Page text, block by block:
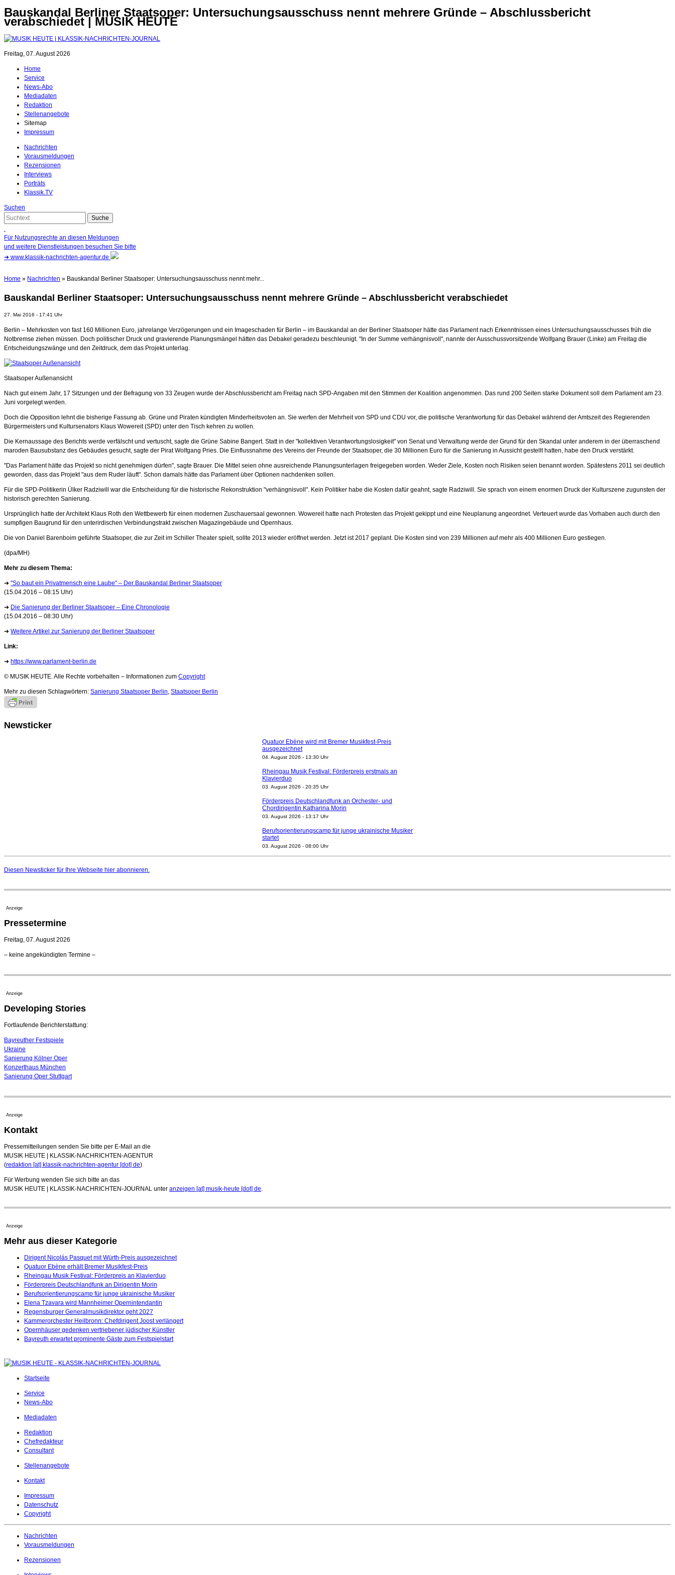
Bauskandal Berliner Staatsoper: Untersuchungsausschuss nennt mehrere Gründe – Abschlussbericht
verabschiedet | MUSIK HEUTE
Freitag, 07. August 2026
Home
Service
News-Abo
Mediadaten
Redaktion
Stellenangebote
Sitemap
Impressum
Nachrichten
Vorausmeldungen
Rezensionen
Interviews
Porträts
Klassik.TV
Suchen
Für Nutzungsrechte an diesen Meldungen
und weitere Dienstleistungen besuchen Sie bitte
➜ www.klassik-nachrichten-agentur.de
Home » Nachrichten » Bauskandal Berliner Staatsoper: Untersuchungsausschuss nennt mehr...
Bauskandal Berliner Staatsoper: Untersuchungsausschuss nennt mehrere Gründe – Abschlussbericht verabschiedet
27. Mai 2016 - 17:41 Uhr
Berlin – Mehrkosten von fast 160 Millionen Euro, jahrelange Verzögerungen und ein Imageschaden für Berlin – im Bauskandal an der Berliner Staatsoper hätte das Parlament nach Erkenntnissen eines Untersuchungsausschusses früh die
Notbremse ziehen müssen. Doch politischer Druck und gravierende Planungsmängel hätten das Debakel geradezu beschleunigt. "In der Summe verhängnisvoll", nannte der Ausschussvorsitzende Wolfgang Brauer (Linke) am Freitag die
Entscheidungszwänge und den Zeitdruck, dem das Projekt unterlag.
Staatsoper Außenansicht
Nach gut einem Jahr, 17 Sitzungen und der Befragung von 33 Zeugen wurde der Abschlussbericht am Freitag nach SPD-Angaben mit den Stimmen der Koalition angenommen. Das rund 200 Seiten starke Dokument soll dem Parlament am 23.
Juni vorgelegt werden.
Doch die Opposition lehnt die bisherige Fassung ab. Grüne und Piraten kündigten Minderheitsvoten an. Sie werfen der Mehrheit von SPD und CDU vor, die politische Verantwortung für das Debakel während der Amtszeit des Regierenden
Bürgermeisters und Kultursenators Klaus Wowereit (SPD) unter den Tisch kehren zu wollen.
Die Kernaussage des Berichts werde verfälscht und vertuscht, sagte die Grüne Sabine Bangert. Statt in der "kollektiven Verantwortungslosigkeit" von Senat und Verwaltung werde der Grund für den Skandal unter anderem in der überraschend
maroden Bausubstanz des Gebäudes gesucht, sagte der Pirat Wolfgang Pries. Die Einflussnahme des Vereins der Freunde der Staatsoper, die 30 Millionen Euro für die Sanierung in Aussicht gestellt hatten, habe den Druck verstärkt.
"Das Parlament hätte das Projekt so nicht genehmigen dürfen", sagte Brauer. Die Mittel seien ohne ausreichende Planungsunterlagen freigegeben worden. Weder Ziele, Kosten noch Risiken seien benannt worden. Spätestens 2011 sei deutlich
geworden, dass das Projekt "aus dem Ruder läuft". Schon damals hätte das Parlament über Optionen nachdenken sollen.
Für die SPD-Politikerin Ülker Radziwill war die Entscheidung für die historische Rekonstruktion "verhängnisvoll". Kein Politiker habe die Kosten dafür geahnt, sagte Radziwill. Sie sprach von einem enormen Druck der Kulturszene zugunsten der
historisch gerechten Sanierung.
Ursprünglich hatte der Architekt Klaus Roth den Wettbewerb für einen modernen Zuschauersaal gewonnen. Wowereit hatte nach Protesten das Projekt gekippt und eine Neuplanung angeordnet. Verteuert wurde das Vorhaben auch durch den
sumpfigen Baugrund für den unterirdischen Verbindungstrakt zwischen Magazingebäude und Opernhaus.
Die von Daniel Barenboim geführte Staatsoper, die zur Zeit im Schiller Theater spielt, sollte 2013 wieder eröffnet werden. Jetzt ist 2017 geplant. Die Kosten sind von 239 Millionen auf mehr als 400 Millionen Euro gestiegen.
(dpa/MH)
Mehr zu diesem Thema:
➜ "So baut ein Privatmensch eine Laube" – Der Bauskandal Berliner Staatsoper
(15.04.2016 – 08:15 Uhr)
➜ Die Sanierung der Berliner Staatsoper – Eine Chronologie
(15.04.2016 – 08:30 Uhr)
➜ Weitere Artikel zur Sanierung der Berliner Staatsoper
Link:
➜ https://www.parlament-berlin.de
© MUSIK HEUTE. Alle Rechte vorbehalten – Informationen zum Copyright
Mehr zu diesen Schlagwörtern: Sanierung Staatsoper Berlin, Staatsoper Berlin
Newsticker
Quatuor Ebène wird mit Bremer Musikfest-Preis
ausgezeichnet
04. August 2026 - 13:30 Uhr
Rheingau Musik Festival: Förderpreis erstmals an
Klavierduo
03. August 2026 - 20:35 Uhr
Förderpreis Deutschlandfunk an Orchester- und
Chordirigentin Katharina Morin
03. August 2026 - 13:17 Uhr
Berufsorientierungscamp für junge ukrainische Musiker
startet
03. August 2026 - 08:00 Uhr
Regensburger Generalmusikdirektor Stefan Veselka
Diesen Newsticker für Ihre Webseite hier abonnieren.
Anzeige
Pressetermine
Freitag, 07. August 2026
– keine angekündigten Termine –
Anzeige
Developing Stories
Fortlaufende Berichterstattung:
Bayreuther Festspiele
Ukraine
Sanierung Kölner Oper
Konzerthaus München
Sanierung Oper Stuttgart
Anzeige
Kontakt
Pressemitteilungen senden Sie bitte per E-Mail an die
MUSIK HEUTE | KLASSIK-NACHRICHTEN-AGENTUR
(redaktion [at] klassik-nachrichten-agentur [dot] de)
Für Werbung wenden Sie sich bitte an das
MUSIK HEUTE | KLASSIK-NACHRICHTEN-JOURNAL unter anzeigen [at] musik-heute [dot] de
Anzeige
Mehr aus dieser Kategorie
Dirigent Nicolás Pasquet mit Würth-Preis ausgezeichnet
Quatuor Ebène erhält Bremer Musikfest-Preis
Rheingau Musik Festival: Förderpreis an Klavierduo
Förderpreis Deutschlandfunk an Dirigentin Morin
Berufsorientierungscamp für junge ukrainische Musiker
Elena Tzavara wird Mannheimer Opernintendantin
Regensburger Generalmusikdirektor geht 2027
Kammerorchester Heilbronn: Chefdirigent Joost verlängert
Opernhäuser gedenken vertriebener jüdischer Künstler
Bayreuth erwartet prominente Gäste zum Festspielstart
Startseite
Service
News-Abo
Mediadaten
Redaktion
Chefredakteur
Consultant
Stellenangebote
Kontakt
Impressum
Datenschutz
Copyright
Nachrichten
Vorausmeldungen
Rezensionen